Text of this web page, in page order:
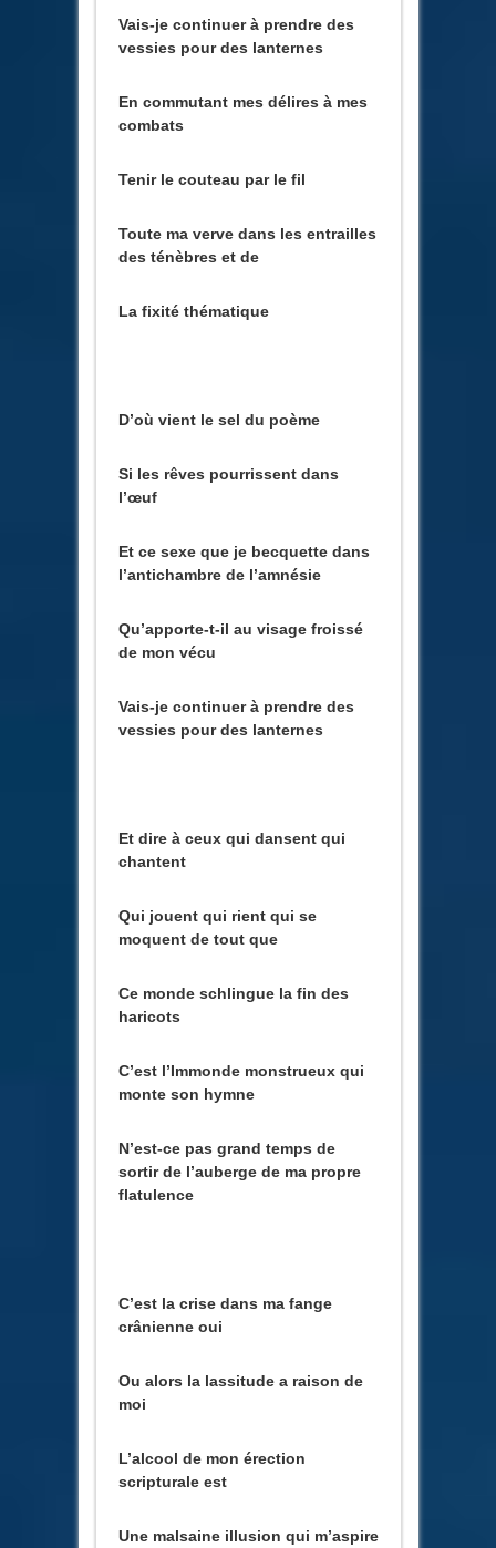
Vais-je continuer à prendre des
vessies pour des lanternes
En commutant mes délires à mes
combats
Tenir le couteau par le fil
Toute ma verve dans les entrailles
des ténèbres et de
La fixité thématique
D’où vient le sel du poème
Si les rêves pourrissent dans
l’œuf
Et ce sexe que je becquette dans
l’antichambre de l’amnésie
Qu’apporte-t-il au visage froissé
de mon vécu
Vais-je continuer à prendre des
vessies pour des lanternes
Et dire à ceux qui dansent qui
chantent
Qui jouent qui rient qui se
moquent de tout que
Ce monde schlingue la fin des
haricots
C’est l’Immonde monstrueux qui
monte son hymne
N’est-ce pas grand temps de
sortir de l’auberge de ma propre
flatulence
C’est la crise dans ma fange
crânienne oui
Ou alors la lassitude a raison de
moi
L’alcool de mon érection
scripturale est
Une malsaine illusion qui m’aspire